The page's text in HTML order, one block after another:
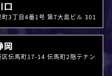
口
町3丁目4番1号 第7大島ビル 301
岡
区伝馬町17-14 伝馬町2階テナン